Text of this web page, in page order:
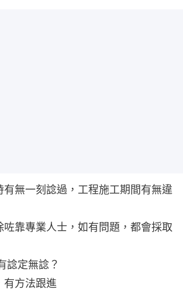
有無一刻諗過，工程施工期間有無違
咗靠專業人士，如有問題，都會採取
諗定無諗？
有方法跟進